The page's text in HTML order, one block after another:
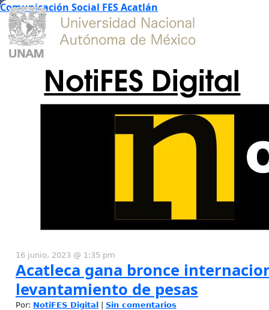
Comunicación Social FES Acatlán
NotiFES Digital
16 junio, 2023 @ 1:35 pm
Acatleca gana bronce
levantamiento de pesas
Por: NotiFES Digital Sin comentarios